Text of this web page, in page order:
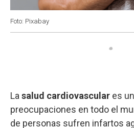
Foto: Pixabay
La salud cardiovascular es
preocupaciones en todo el
de personas sufren infartos